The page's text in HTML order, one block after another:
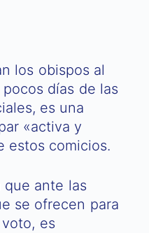
los obispos al
días de las
es una
«activa y
estos comicios.
que ante las
se ofrecen para
es